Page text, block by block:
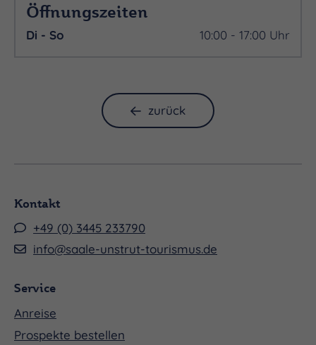
Öffnungszeiten
Di - So 10:00 - 17:00 Uhr
zurück
Kontakt
+49 (0) 3445 233790
info@saale-unstrut-tourismus.de
Service
Anreise
Prospekte bestellen